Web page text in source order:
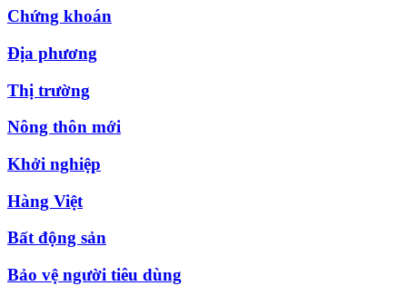
Chứng khoán
Địa phương
Thị trường
Nông thôn mới
Khởi nghiệp
Hàng Việt
Bất động sản
Bảo vệ người tiêu dùng